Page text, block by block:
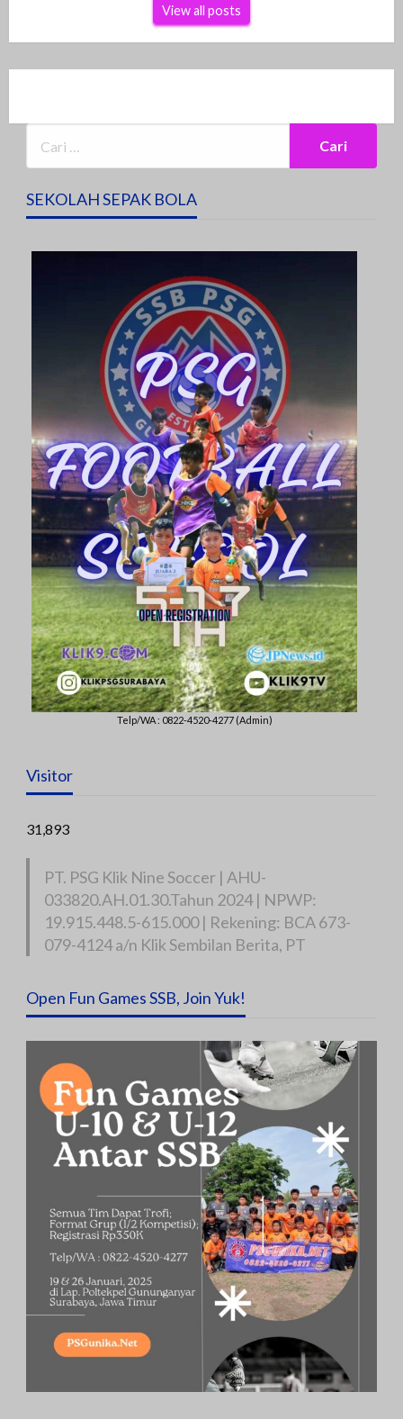
View all posts
SEKOLAH SEPAK BOLA
Telp/WA : 0822-4520-4277 (Admin)
Visitor
31,893
PT. PSG Klik Nine Soccer | AHU-
033820.AH.01.30.Tahun 2024 | NPWP:
19.915.448.5-615.000 | Rekening: BCA 673-
079-4124 a/n Klik Sembilan Berita, PT
Open Fun Games SSB, Join Yuk!